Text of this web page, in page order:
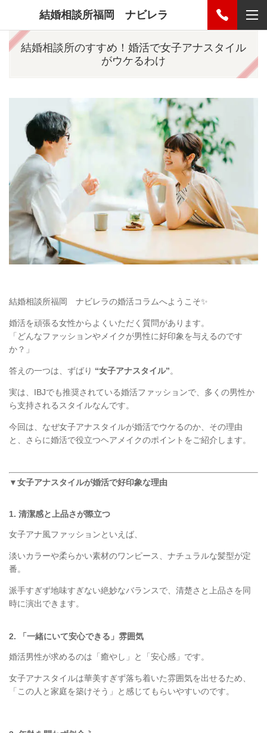
結婚相談所福岡 ナビレラ
結婚相談所のすすめ！婚活で女子アナスタイル
がウケるわけ
結婚相談所福岡 ナビレラの婚活コラムへようこそ✨
婚活を頑張る女性からよくいただく質問があります。
「どんなファッションやメイクが男性に好印象を与えるのです
か？」
答えの一つは、ずばり “女子アナスタイル”。
実は、IBJでも推奨されている婚活ファッションで、 多くの男性か
ら支持されるスタイルなんです。
今回は、なぜ女子アナスタイルが婚活でウケるのか、その理由
と、さらに婚活で役立つヘアメイクのポイントをご紹介します。
▼女子アナスタイルが婚活で好印象な理由
1. 清潔感と上品さが際立つ
女子アナ風ファッションといえば、
淡いカラーや柔らかい素材のワンピース、ナチュラルな髪型が定
番。
派手すぎず地味すぎない絶妙なバランスで、清楚さと上品さを同
時に演出できます。
2. 「一緒にいて安心できる」雰囲気
婚活男性が求めるのは「癒やし」と「安心感」です。
女子アナスタイルは華美すぎず落ち着いた雰囲気を出せるため、
「この人と家庭を築けそう」と感じてもらいやすいのです。